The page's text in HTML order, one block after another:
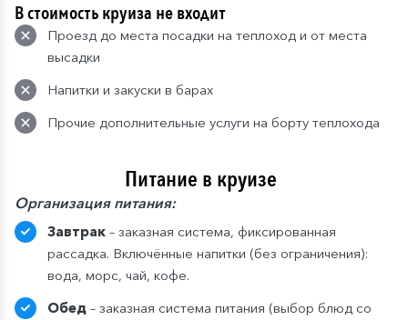
В стоимость круиза не входит
Проезд до места посадки на теплоход и от места
высадки
Напитки и закуски в барах
Прочие дополнительные услуги на борту теплохода
Питание в круизе
Организация питания:
Завтрак – заказная система, фиксированная
рассадка. Включённые напитки (без ограничения):
вода, морс, чай, кофе.
Обед – заказная система питания (выбор блюд со